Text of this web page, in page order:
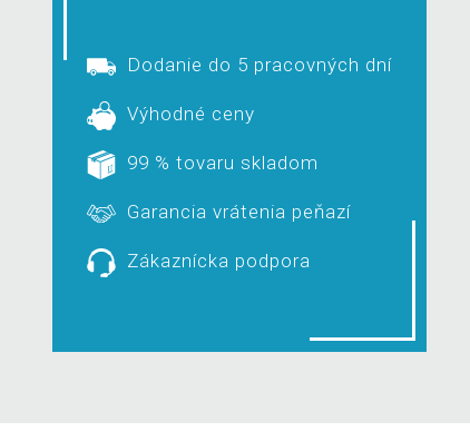
Dodanie do 5 pracovných dní
Výhodné ceny
99 % tovaru skladom
Garancia vrátenia peňazí
Zákaznícka podpora